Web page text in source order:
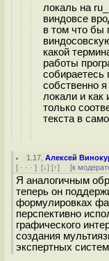
локаль на
виндовсе
в том что бы
какой
работы
собираетесь
собственно
локали и как
только
текста в
1.17 ,Алексей
[ · · · ] [↓] [↑] [к
Я аналогичным
теперь он
формулировках
перспективно
графического
создания
экспертных